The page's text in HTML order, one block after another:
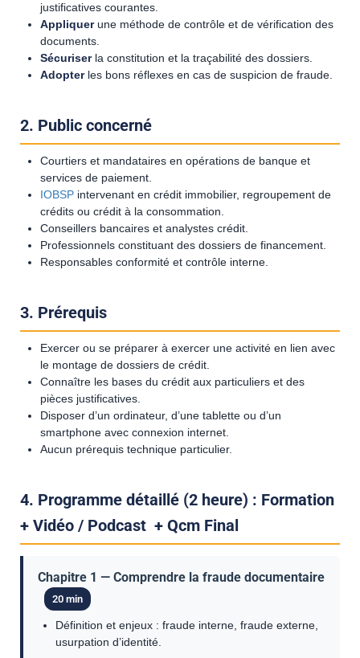
justificatives courantes.
Appliquerune méthode de contrôle et de vérification des
documents.
Sécuriserla constitution et la traçabilité des dossiers.
Adopterles bons réflexes en cas de suspicion de fraude.
2. Public concerné
Courtiers et mandataires en opérations de banque et
services de paiement.
IOBSP intervenant en crédit immobilier, regroupement de
crédits ou crédit à la consommation.
Conseillers bancaires et analystes crédit.
Professionnels constituant des dossiers de financement.
Responsables conformité et contrôle interne.
3. Prérequis
Exercer ou se préparer à exercer une activité en lien avec
le montage de dossiers de crédit.
Connaître les bases du crédit aux particuliers et des
pièces justificatives.
Disposer d’un ordinateur, d’une tablette ou d’un
smartphone avec connexion internet.
Aucun prérequis technique particulier.
4. Programme détaillé (2 heure) : Formation
+ Vidéo / Podcast + Qcm Final
Chapitre 1 — Comprendre la fraude documentaire
20 min
Définition et enjeux : fraude interne, fraude externe,
usurpation d’identité.